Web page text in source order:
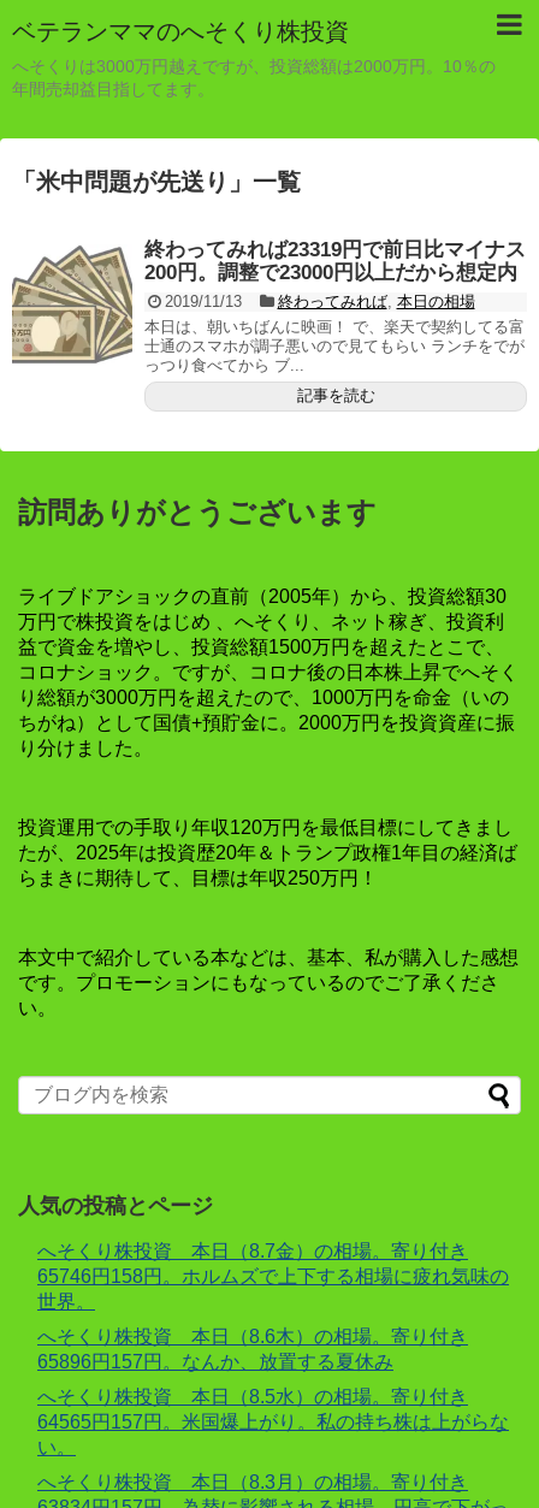
ベテランママのへそくり株投資
へそくりは3000万円越えですが、投資総額は2000万円。10％の
年間売却益目指してます。
「 米中問題が先送り 」 一覧
終わってみれば23319円で前日比マイナス
200円。調整で23000円以上だから想定内
2019/11/13 終わってみれば, 本日の相場
本日は、朝いちばんに映画！ で、楽天で契約してる富
士通のスマホが調子悪いので見てもらい ランチをでが
っつり食べてから ブ...
記事を読む
訪問ありがとうございます
ライブドアショックの直前（2005年）から、投資総額30
万円で株投資をはじめ 、へそくり、ネット稼ぎ、投資利
益で資金を増やし、投資総額1500万円を超えたとこで、
コロナショック。ですが、コロナ後の日本株上昇でへそく
り総額が3000万円を超えたので、1000万円を命金（いの
ちがね）として国債+預貯金に。2000万円を投資資産に振
り分けました。
投資運用での手取り年収120万円を最低目標にしてきまし
たが、2025年は投資歴20年＆トランプ政権1年目の経済ば
らまきに期待して、目標は年収250万円！
本文中で紹介している本などは、基本、私が購入した感想
です。プロモーションにもなっているのでご了承くださ
い。
人気の投稿とページ
へそくり株投資 本日（8.7金）の相場。寄り付き
65746円158円。ホルムズで上下する相場に疲れ気味の
世界。
へそくり株投資 本日（8.6木）の相場。寄り付き
65896円157円。なんか、放置する夏休み
へそくり株投資 本日（8.5水）の相場。寄り付き
64565円157円。米国爆上がり。私の持ち株は上がらな
い。
へそくり株投資 本日（8.3月）の相場。寄り付き